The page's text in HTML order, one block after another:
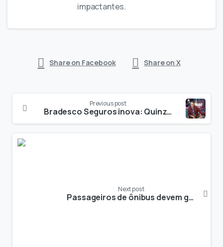
impactantes.
Share on Facebook Share on X
Previous post
Bradesco Seguros inova: Quinzena do Seguro se consolida como plataforma estratégica
Next post
Passageiros de ônibus devem gastar R$ 2,8 bilhões em compras para o Dia das Mães